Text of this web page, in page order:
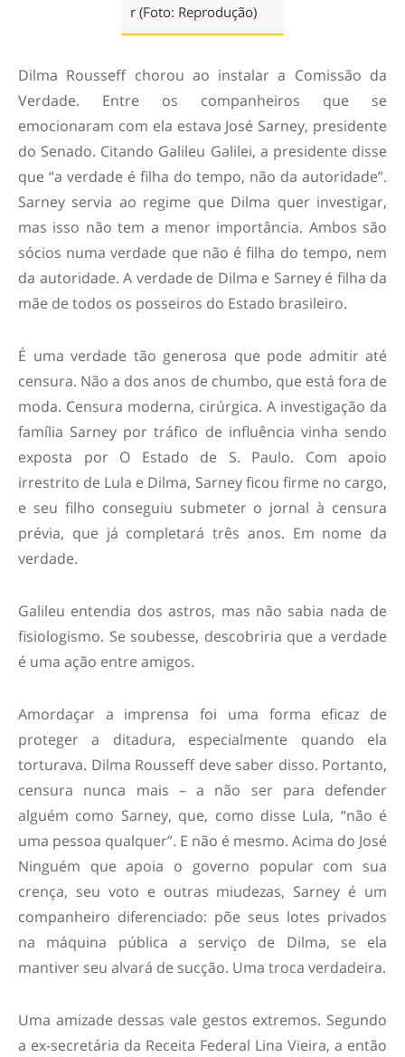
r (Foto: Reprodução)
Dilma Rousseff chorou ao instalar a Comissão da
Verdade. Entre os companheiros que se
emocionaram com ela estava José Sarney, presidente
do Senado. Citando Galileu Galilei, a presidente disse
que “a verdade é filha do tempo, não da autoridade”.
Sarney servia ao regime que Dilma quer investigar,
mas isso não tem a menor importância. Ambos são
sócios numa verdade que não é filha do tempo, nem
da autoridade. A verdade de Dilma e Sarney é filha da
mãe de todos os posseiros do Estado brasileiro.
É uma verdade tão generosa que pode admitir até
censura. Não a dos anos de chumbo, que está fora de
moda. Censura moderna, cirúrgica. A investigação da
família Sarney por tráfico de influência vinha sendo
exposta por O Estado de S. Paulo. Com apoio
irrestrito de Lula e Dilma, Sarney ficou firme no cargo,
e seu filho conseguiu submeter o jornal à censura
prévia, que já completará três anos. Em nome da
verdade.
Galileu entendia dos astros, mas não sabia nada de
fisiologismo. Se soubesse, descobriria que a verdade
é uma ação entre amigos.
Amordaçar a imprensa foi uma forma eficaz de
proteger a ditadura, especialmente quando ela
torturava. Dilma Rousseff deve saber disso. Portanto,
censura nunca mais – a não ser para defender
alguém como Sarney, que, como disse Lula, “não é
uma pessoa qualquer”. E não é mesmo. Acima do José
Ninguém que apoia o governo popular com sua
crença, seu voto e outras miudezas, Sarney é um
companheiro diferenciado: põe seus lotes privados
na máquina pública a serviço de Dilma, se ela
mantiver seu alvará de sucção. Uma troca verdadeira.
Uma amizade dessas vale gestos extremos. Segundo
a ex-secretária da Receita Federal Lina Vieira, a então